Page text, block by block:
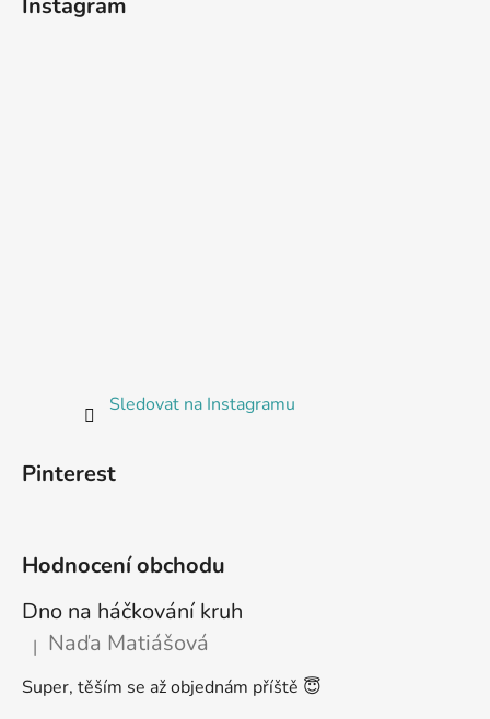
Instagram
Sledovat na Instagramu
Pinterest
Hodnocení obchodu
Dno na háčkování kruh
Hodnocení produktu je 5 z 5 hvězdiček.
| Naďa Matiášová
Super, těším se až objednám příště 😇